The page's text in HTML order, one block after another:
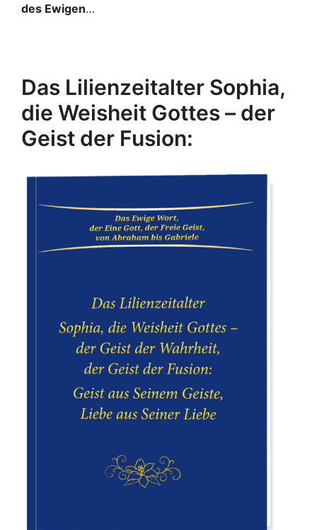
des Ewigen…
Das Lilienzeitalter Sophia,
die Weisheit Gottes – der
Geist der Fusion: